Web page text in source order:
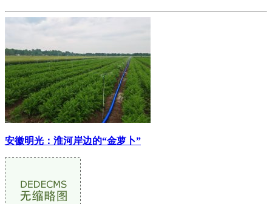
安徽明光：淮河岸边的“金萝卜”